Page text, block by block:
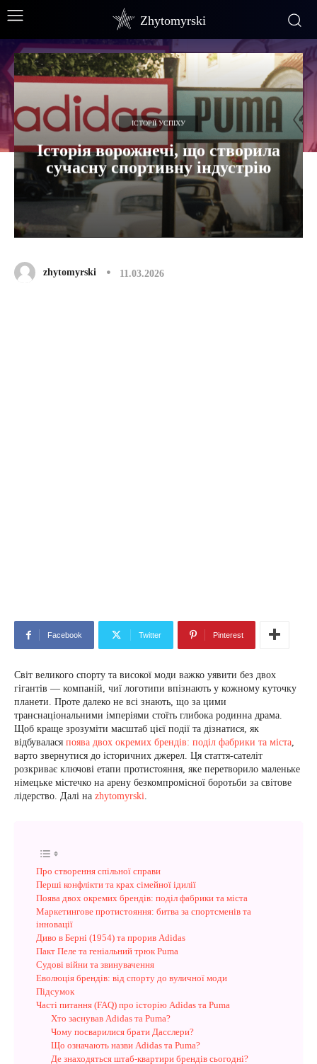
Zhytomyrski
ІСТОРІЇ УСПІХУ
Історія ворожнечі, що створила
сучасну спортивну індустрію
zhytomyrski 11.03.2026
Facebook Twitter Pinterest
Світ великого спорту та високої моди важко уявити без двох
гігантів — компаній, чиї логотипи впізнають у кожному куточку
планети. Проте далеко не всі знають, що за цими
транснаціональними імперіями стоїть глибока родинна драма.
Щоб краще зрозуміти масштаб цієї події та дізнатися, як
відбувалася поява двох окремих брендів: поділ фабрики та міста,
варто звернутися до історичних джерел. Ця стаття-сателіт
розкриває ключові етапи протистояння, яке перетворило маленьке
німецьке містечко на арену безкомпромісної боротьби за світове
лідерство. Далі на zhytomyrski.
Про створення спільної справи
Перші конфлікти та крах сімейної ідилії
Поява двох окремих брендів: поділ фабрики та міста
Маркетингове протистояння: битва за спортсменів та
інновації
Диво в Берні (1954) та прорив Adidas
Пакт Пеле та геніальний трюк Puma
Судові війни та звинувачення
Еволюція брендів: від спорту до вуличної моди
Підсумок
Часті питання (FAQ) про історію Adidas та Puma
Хто заснував Adidas та Puma?
Чому посварилися брати Дасслери?
Що означають назви Adidas та Puma?
Де знаходяться штаб-квартири брендів сьогодні?